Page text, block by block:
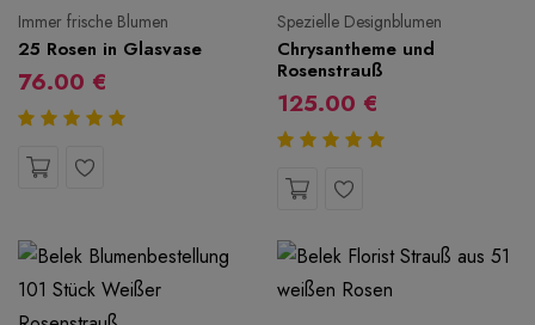
Immer frische Blumen
25 Rosen in Glasvase
76.00 €
Spezielle Designblumen
Chrysantheme und
Rosenstrauß
125.00 €